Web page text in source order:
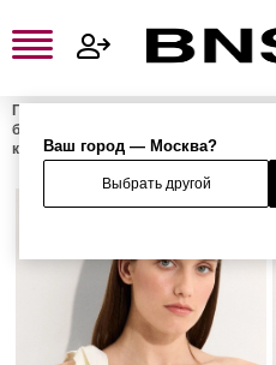
Ваш город — Москва?
Выбрать другой
Главная
белье
купальники
Верх бикини